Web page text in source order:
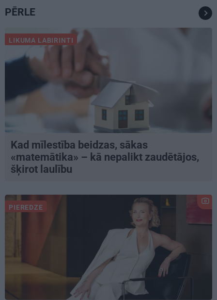
PĒRLE
LIKUMA LABIRINTI
Kad mīlestība beidzas, sākas
«matemātika» – kā nepalikt zaudētājos,
šķirot laulību
PIEREDZE